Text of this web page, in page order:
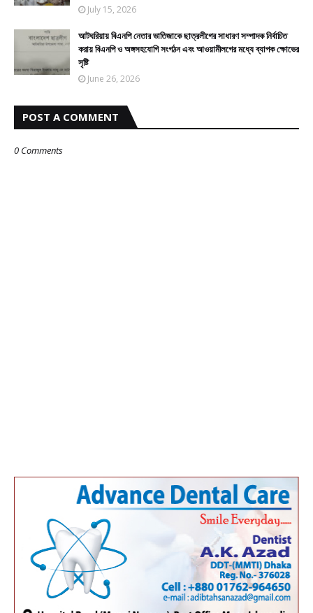
July 15, 2026
আটঘরিয়ায় বিএনপি নেতার ভাতিজাকে ছাত্রলীগের সাধারণ সম্পাদক নির্বাচিত
করায় বিএনপি ও অঙ্গসহযোগি সংগঠন এবং আওয়ামীলগের মধ্যে ব্যাপক ক্ষোভের
সৃষ্টি
June 26, 2026
POST A COMMENT
0 Comments